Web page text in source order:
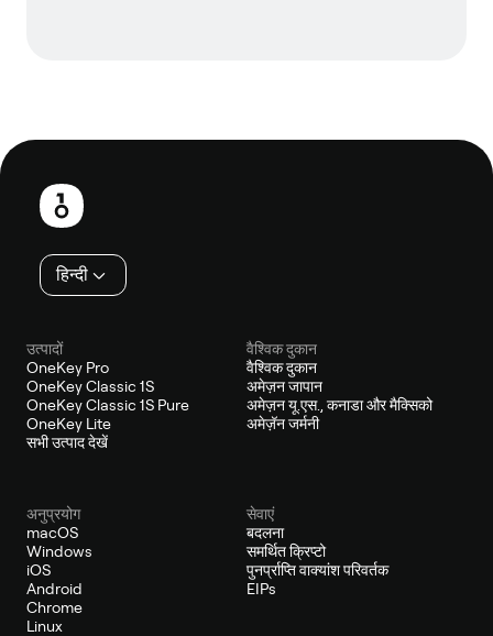
फ़ुटबाल
हिन्दी
उत्पादों
OneKey Pro
OneKey Classic 1S
OneKey Classic 1S Pure
OneKey Lite
सभी उत्पाद देखें
वैश्विक दुकान
वैश्विक दुकान
अमेज़न जापान
अमेज़न यू.एस., कनाडा और मैक्सिको
अमेज़ॅन जर्मनी
अनुप्रयोग
macOS
Windows
iOS
Android
Chrome
Linux
सेवाएं
बदलना
समर्थित क्रिप्टो
पुनर्प्राप्ति वाक्यांश परिवर्तक
EIPs